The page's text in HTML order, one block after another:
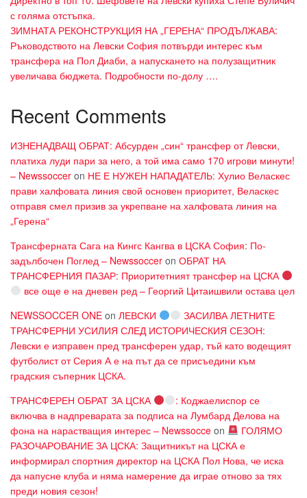
с голяма отстъпка.
ЗИМНАТА РЕКОНСТРУКЦИЯ НА „ГЕРЕНА“ ПРОДЪЛЖАВА:
Ръководството на Левски София потвърди интерес към
трансфера на Пол Диаби, а напускането на полузащитник
увеличава бюджета. Подробности по-долу ….
Recent Comments
ИЗНЕНАДВАЩ ОБРАТ: Абсурден „син“ трансфер от Левски,
платиха луди пари за него, а той има само 170 игрови минути!
– Newssoccer on НЕ Е НУЖЕН НАПАДАТЕЛЬ: Хулио Веласкес
прави халфовата линия свой основен приоритет, Веласкес
отправя смел призив за укрепване на халфовата линия на
„Герена“
Трансферната Сага на Кингс Кангва в ЦСКА София: По-
задълбочен Поглед – Newssoccer on ОБРАТ НА
ТРАНСФЕРНИЯ ПАЗАР: Приоритетният трансфер на ЦСКА
все още е на дневен ред – Георгий Цитаишвили остава цел
NEWSSOCCER ONE on ЛЕВСКИ
ЗАСИЛВА ЛЕТНИТЕ
ТРАНСФЕРНИ УСИЛИЯ СЛЕД ИСТОРИЧЕСКИЯ СЕЗОН:
Левски е изправен пред трансферен удар, тъй като водещият
футболист от Серия А е на път да се присъедини към
градския съперник ЦСКА.
ТРАНСФЕРЕН ОБРАТ ЗА ЦСКА
: Коджаелиспор се
включва в надпреварата за подписа на Лумбард Делова на
фона на нарастващия интерес – Newssocce on
ГОЛЯМО
РАЗОЧАРОВАНИЕ ЗА ЦСКА: Защитникът на ЦСКА е
информирал спортния директор на ЦСКА Пол Нова, че иска
да напусне клуба и няма намерение да играе отново за тях
преди новия сезон!